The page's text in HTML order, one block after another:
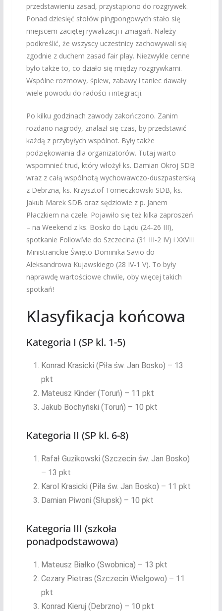
przedstawieniu zasad, przystąpiono do rozgrywek.
Ponad dziesięć stołów pingpongowych stało się
miejscem zaciętej rywalizacji i zmagań. Należy
podkreślić, że wszyscy uczestnicy zachowywali się
zgodnie z duchem zasad fair play. Niezwykle cenne
było także to, co działo się między rozgrywkami.
Wspólne rozmowy, śpiew, zabawy i taniec dawały
wiele powodu do radości i integracji.
Po kilku godzinach zawody zakończono. Zanim
rozdano nagrody, znalazł się czas, by przedstawić
każdą z przybyłych wspólnot. Były także
podziękowania dla organizatorów. Tutaj warto
wspomnieć trud, który włożył ks. Damian Okroj SDB
wraz z całą wspólnotą wychowawczo-duszpasterską
z Debrzna, ks. Krzysztof Tomeczkowski SDB, ks.
Jakub Marek SDB oraz sędziowie z p. Janem
Płaczkiem na czele. Pojawiło się też kilka zaproszeń
– na Weekend z ks. Bosko do Lądu (24-26 III),
spotkanie FollowMe do Szczecina (31 III-2 IV) i XXVIII
Ministranckie Święto Dominika Savio do
Aleksandrowa Kujawskiego (28 IV-1 V). To były
naprawdę wartościowe chwile, oby więcej takich
spotkań!
Klasyfikacja końcowa
Kategoria I (SP kl. 1-5)
Konrad Krasicki (Piła św. Jan Bosko) – 13
pkt
Mateusz Kinder (Toruń) – 11 pkt
Jakub Bochyński (Toruń) – 10 pkt
Kategoria II (SP kl. 6-8)
Rafał Guzikowski (Szczecin św. Jan Bosko)
– 13 pkt
Karol Krasicki (Piła św. Jan Bosko) – 11 pkt
Damian Piwoni (Słupsk) – 10 pkt
Kategoria III (szkoła
ponadpodstawowa)
Mateusz Białko (Swobnica) – 13 pkt
Cezary Pietras (Szczecin Wielgowo) – 11
pkt
Konrad Kieruj (Debrzno) – 10 pkt